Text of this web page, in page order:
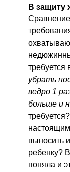
В защиту
убрать
ведро 1
больше и
выносить
ребенку?
поняла и